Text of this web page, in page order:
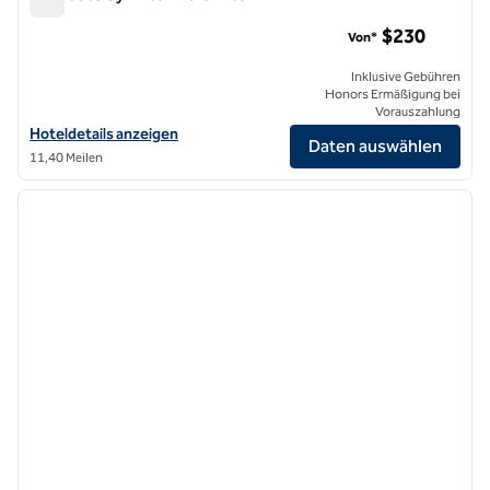
Hoteldetails für Graduate by Hilton Palo Alto anzeigen
Hoteldetails anzeigen
11,40 Meilen
Von* $230
Inklusive Gebühren
Honors Ermäßigung bei
Vorauszahlung
Daten auswählen
1/12
1 von 12